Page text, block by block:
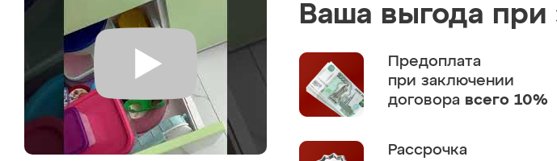
Ваша выгода при
Предоплата
при заключении
договора всего 10%
Рассрочка